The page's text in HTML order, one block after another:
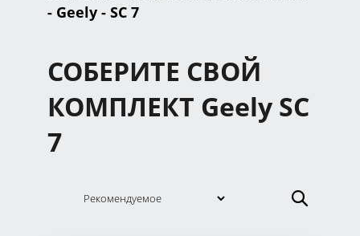
- Geely - SC 7
СОБЕРИТЕ СВОЙ
КОМПЛЕКТ Geely SC
7